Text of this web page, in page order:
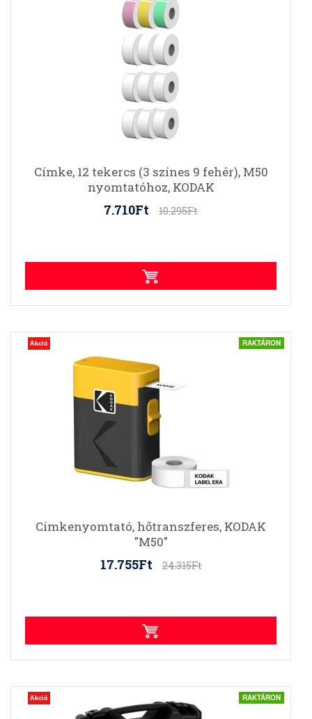
Címke, 12 tekercs (3 színes 9 fehér), M50
nyomtatóhoz, KODAK
7.710Ft 10.295Ft
Akció RAKTÁRON
Címkenyomtató, hőtranszferes, KODAK
"M50"
17.755Ft 24.315Ft
Akció RAKTÁRON